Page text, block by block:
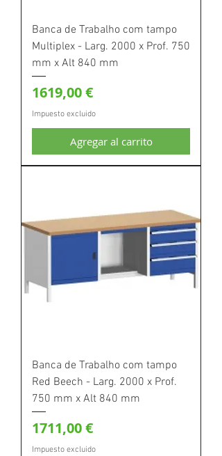
Banca de Trabalho com tampo
Multiplex - Larg. 2000 x Prof. 750
mm x Alt 840 mm
Precio
1619,00 €
Impuesto excluido
Agregar al carrito
Banca de Trabalho com tampo
Red Beech - Larg. 2000 x Prof.
750 mm x Alt 840 mm
Precio
1711,00 €
Impuesto excluido